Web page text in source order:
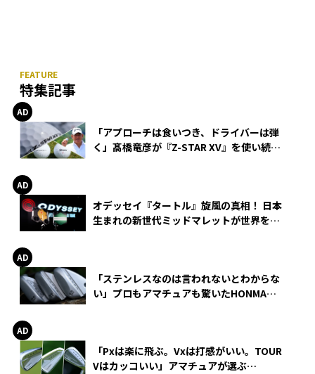
特集記事
「アプローチは食いつき、ドライバーは弾
く」髙橋竜彦が『Z-STAR XV』を使い続け
オデッセイ『タートル』旋風の真相！ 日本
生まれの新世代ミッドマレットが世界を席
「ステンレスなのは言われないとわからな
い」プロもアマチュアも驚いたHONMA
「Pxは楽に飛ぶ。Vxは打感がいい。TOUR
Vはカッコいい」アマチュアが選ぶ